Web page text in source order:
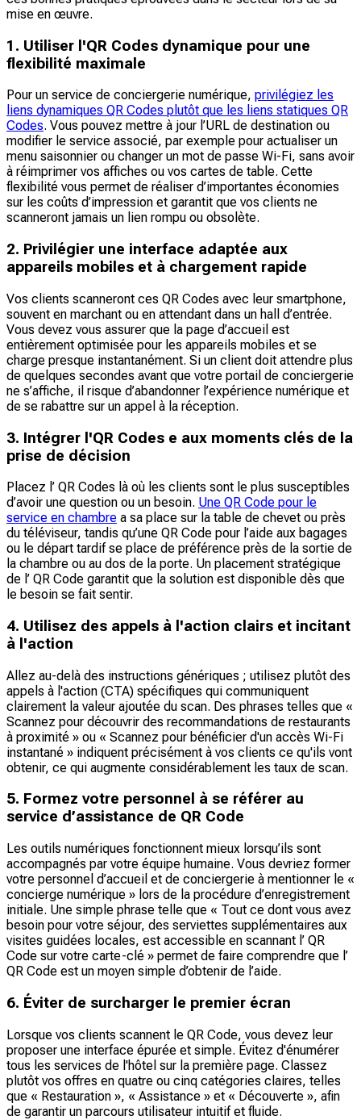
mise en œuvre.
1. Utiliser l'QR Codes dynamique pour une
flexibilité maximale
Pour un service de conciergerie numérique, privilégiez les
liens dynamiques QR Codes plutôt que les liens statiques QR
Codes. Vous pouvez mettre à jour l’URL de destination ou
modifier le service associé, par exemple pour actualiser un
menu saisonnier ou changer un mot de passe Wi-Fi, sans avoir
à réimprimer vos affiches ou vos cartes de table. Cette
flexibilité vous permet de réaliser d’importantes économies
sur les coûts d’impression et garantit que vos clients ne
scanneront jamais un lien rompu ou obsolète.
2. Privilégier une interface adaptée aux
appareils mobiles et à chargement rapide
Vos clients scanneront ces QR Codes avec leur smartphone,
souvent en marchant ou en attendant dans un hall d’entrée.
Vous devez vous assurer que la page d’accueil est
entièrement optimisée pour les appareils mobiles et se
charge presque instantanément. Si un client doit attendre plus
de quelques secondes avant que votre portail de conciergerie
ne s’affiche, il risque d’abandonner l’expérience numérique et
de se rabattre sur un appel à la réception.
3. Intégrer l'QR Codes e aux moments clés de la
prise de décision
Placez l’ QR Codes là où les clients sont le plus susceptibles
d’avoir une question ou un besoin. Une QR Code pour le
service en chambre a sa place sur la table de chevet ou près
du téléviseur, tandis qu’une QR Code pour l’aide aux bagages
ou le départ tardif se place de préférence près de la sortie de
la chambre ou au dos de la porte. Un placement stratégique
de l’ QR Code garantit que la solution est disponible dès que
le besoin se fait sentir.
4. Utilisez des appels à l'action clairs et incitant
à l'action
Allez au-delà des instructions génériques ; utilisez plutôt des
appels à l'action (CTA) spécifiques qui communiquent
clairement la valeur ajoutée du scan. Des phrases telles que «
Scannez pour découvrir des recommandations de restaurants
à proximité » ou « Scannez pour bénéficier d'un accès Wi-Fi
instantané » indiquent précisément à vos clients ce qu'ils vont
obtenir, ce qui augmente considérablement les taux de scan.
5. Formez votre personnel à se référer au
service d’assistance de QR Code
Les outils numériques fonctionnent mieux lorsqu’ils sont
accompagnés par votre équipe humaine. Vous devriez former
votre personnel d’accueil et de conciergerie à mentionner le «
concierge numérique » lors de la procédure d’enregistrement
initiale. Une simple phrase telle que « Tout ce dont vous avez
besoin pour votre séjour, des serviettes supplémentaires aux
visites guidées locales, est accessible en scannant l’ QR
Code sur votre carte-clé » permet de faire comprendre que l’
QR Code est un moyen simple d’obtenir de l’aide.
6. Éviter de surcharger le premier écran
Lorsque vos clients scannent le QR Code, vous devez leur
proposer une interface épurée et simple. Évitez d'énumérer
tous les services de l'hôtel sur la première page. Classez
plutôt vos offres en quatre ou cinq catégories claires, telles
que « Restauration », « Assistance » et « Découverte », afin
de garantir un parcours utilisateur intuitif et fluide.